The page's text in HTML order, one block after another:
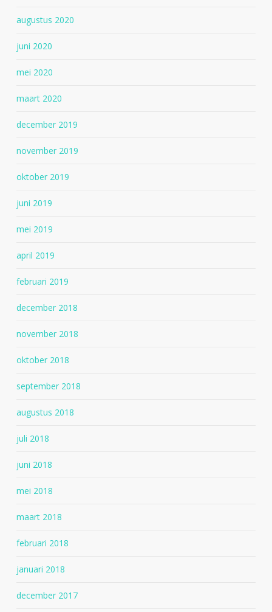
augustus 2020
juni 2020
mei 2020
maart 2020
december 2019
november 2019
oktober 2019
juni 2019
mei 2019
april 2019
februari 2019
december 2018
november 2018
oktober 2018
september 2018
augustus 2018
juli 2018
juni 2018
mei 2018
maart 2018
februari 2018
januari 2018
december 2017